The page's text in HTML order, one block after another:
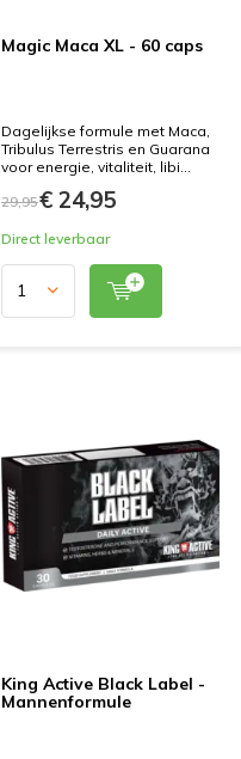
Magic Maca XL - 60 caps
Dagelijkse formule met Maca,
Tribulus Terrestris en Guarana
voor energie, vitaliteit, libi...
29,95€ 24,95
Direct leverbaar
King Active Black Label -
Mannenformule